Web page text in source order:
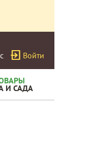
Войти
И САДА